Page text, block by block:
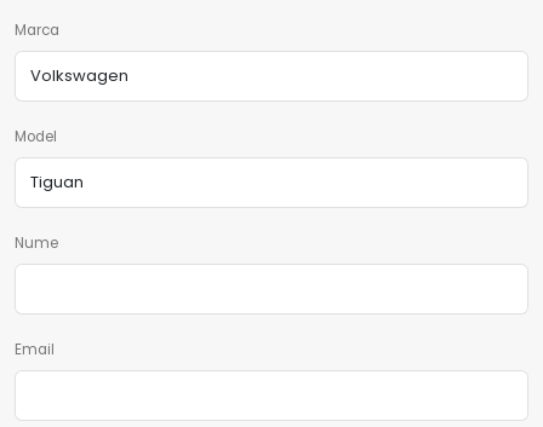
Marca
Model
Nume
Email